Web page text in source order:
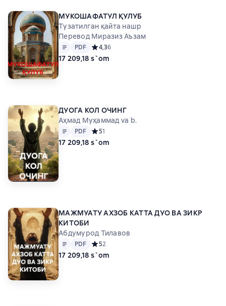
МУКОШАФАТУЛ ҚУЛУБ
Тузатилган қайта нашр
Перевод Миразиз Аъзам
Matn PDF
PDF Средний рейтинг 4,3 на основе 6 оценок
4,36
17 209,18 s`om
ДУОГА КОЛ ОЧИНГ
Аҳмад Муҳаммад va b.
Matn PDF
PDF Средний рейтинг 5 на основе 1 оценок
51
17 209,18 s`om
МАЖМУАТУ АХЗОБ КАТТА ДУО ВА ЗИКР
КИТОБИ
Абдумурод Тилавов
Matn PDF
PDF Средний рейтинг 5 на основе 2 оценок
52
17 209,18 s`om